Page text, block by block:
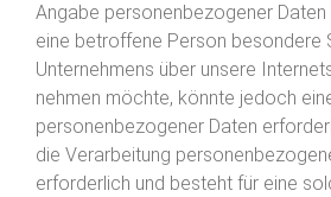
Angabe personenbezogener
eine betroffene Person besondere
Unternehmens über unsere
nehmen möchte, könnte jedoch
personenbezogener Daten
die Verarbeitung
erforderlich und besteht für eine